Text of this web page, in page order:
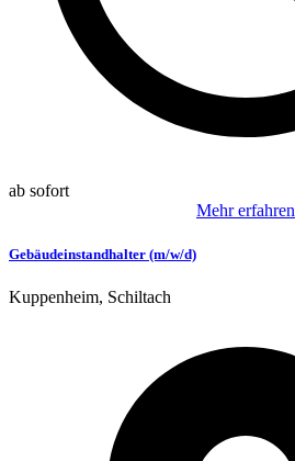
ab sofort
Mehr erfahren
Gebäudeinstandhalter (m/w/d)
Kuppenheim, Schiltach